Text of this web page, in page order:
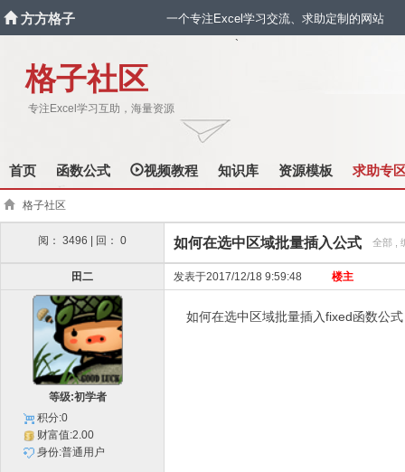
方方格子 一个专注Excel学习交流、求助定制的网站
格子社区
专注Excel学习互助，海量资源
`
首页 函数公式 视频教程 知识库 资源模板 求助专
格子社区
阅： 3496 | 回： 0 如何在选中区域批量插入公式 全部 ,
田二 发表于2017/12/18 9:59:48 楼主
等级:初学者
积分:0
财富值:2.00
身份:普通用户
如何在选中区域批量插入fixed函数公